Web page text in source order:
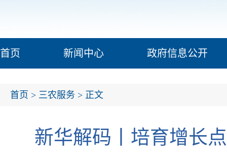
首页 新闻中心 政府信息公开
首页 > 三农服务 > 正文
新华解码丨培育增长